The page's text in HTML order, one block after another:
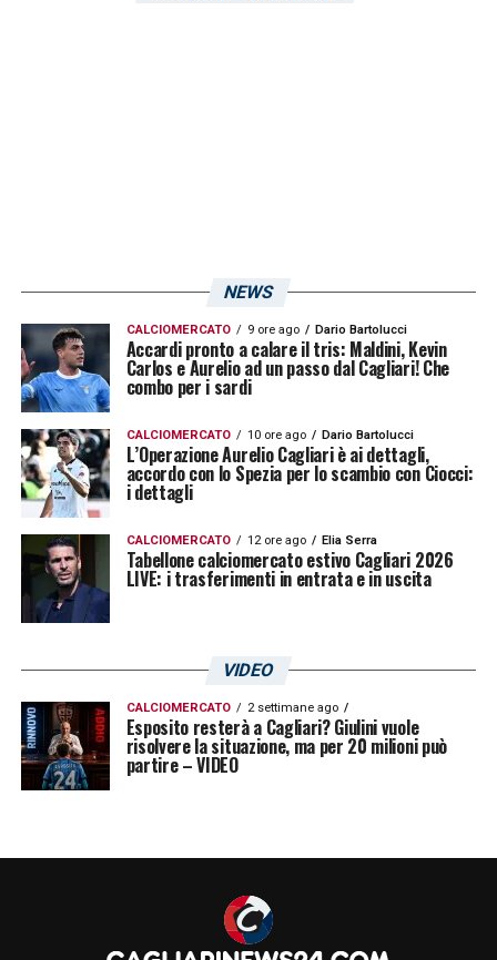
NEWS
CALCIOMERCATO 9 ore ago Dario Bartolucci
Accardi pronto a calare il tris: Maldini, Kevin
Carlos e Aurelio ad un passo dal Cagliari! Che
combo per i sardi
CALCIOMERCATO 10 ore ago Dario Bartolucci
L’Operazione Aurelio Cagliari è ai dettagli,
accordo con lo Spezia per lo scambio con Ciocci:
i dettagli
CALCIOMERCATO 12 ore ago Elia Serra
Tabellone calciomercato estivo Cagliari 2026
LIVE: i trasferimenti in entrata e in uscita
VIDEO
CALCIOMERCATO 2 settimane ago
Esposito resterà a Cagliari? Giulini vuole
risolvere la situazione, ma per 20 milioni può
partire – VIDEO